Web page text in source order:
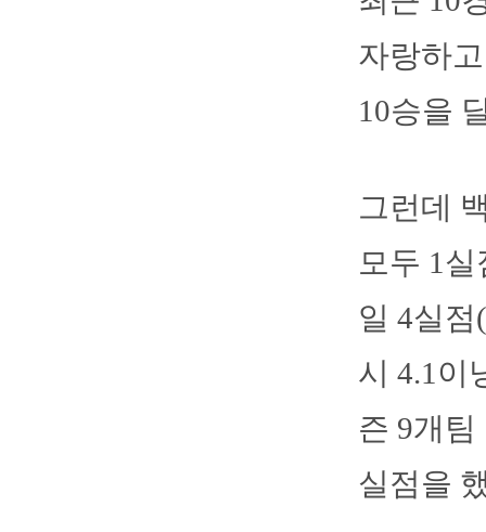
자랑하
10승을
그런데
모두 1
일 4실
시 4.1이
즌 9개
실점을